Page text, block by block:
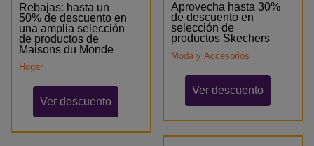
Rebajas: hasta un
50% de descuento en
una amplia selección
de productos de
Maisons du Monde
Hogar
Ver descuento
Aprovecha hasta 30%
de descuento en
selección de
productos Skechers
Moda y Accesorios
Ver descuento